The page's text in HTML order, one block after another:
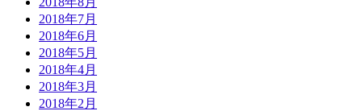
2018年7月
2018年6月
2018年5月
2018年4月
2018年3月
2018年2月